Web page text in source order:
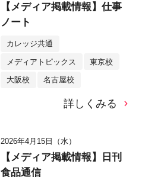
【メディア掲載情報】仕事
ノート
カレッジ共通
メディアトピックス 東京校
大阪校 名古屋校
詳しくみる
2026年4月15日（水）
【メディア掲載情報】日刊
食品通信